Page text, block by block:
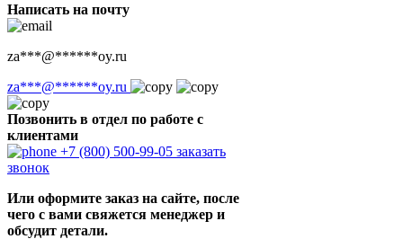
Написать на почту
za***@******oy.ru
za***@******oy.ru
Позвонить в отдел по работе с
клиентами
+7 (800) 500-99-05 заказать
звонок
Или оформите заказ на сайте, после
чего с вами свяжется менеджер и
обсудит детали.